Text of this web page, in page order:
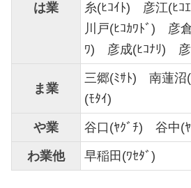
は業
糸(ﾋｺｲﾄ) 彦江(ﾋ
川戸(ﾋｺｶﾜﾄﾞ) 彦
ﾜ) 彦成(ﾋｺﾅﾘ)
ま業
三郷(ﾐｻﾄ) 南蓮沼
(ﾓﾀｲ)
や業 谷口(ﾔｸﾞﾁ) 谷中
わ業他 早稲田(ﾜｾﾀﾞ)